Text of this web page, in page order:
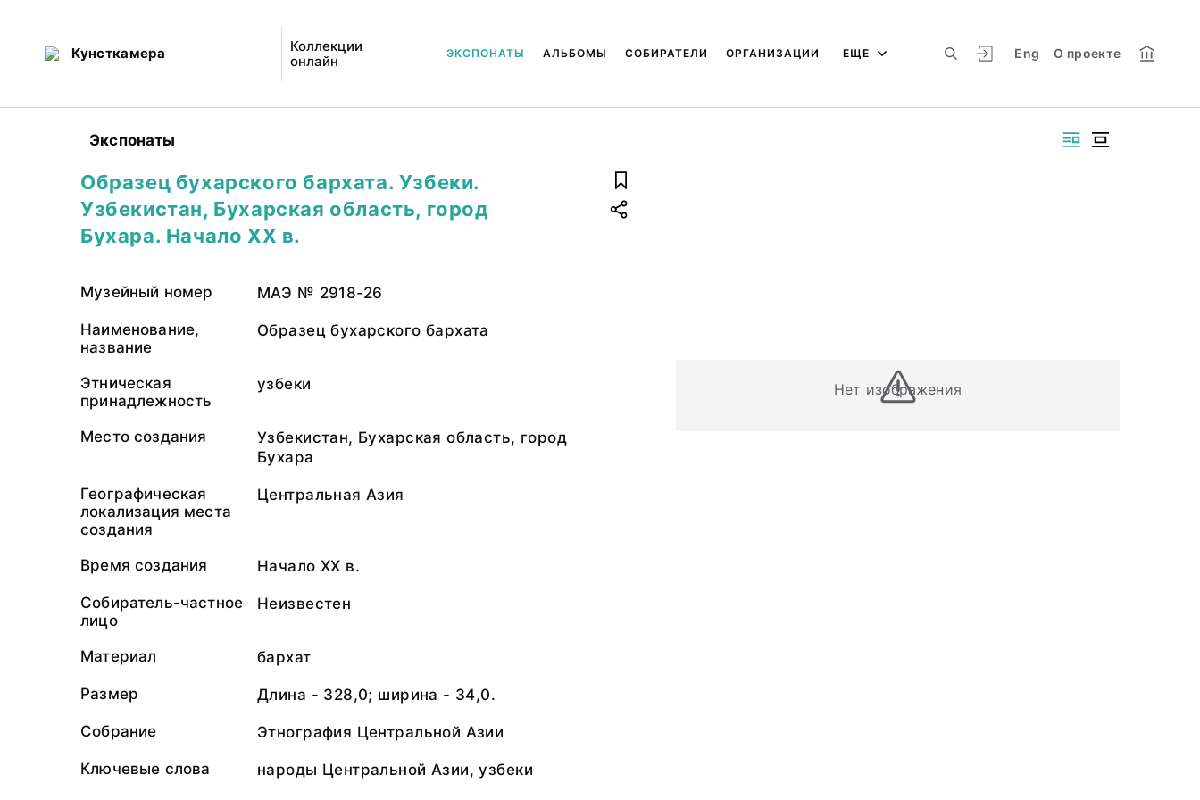
Кунсткамера
Коллекции
онлайн
Eng О проекте
ЭКСПОНАТЫ АЛЬБОМЫ СОБИРАТЕЛИ ОРГАНИЗАЦИИ ЕЩЕ
Экспонаты
Нет изображения
Образец бухарского бархата. Узбеки.
Узбекистан, Бухарская область, город
Бухара. Начало XX в.
Музейный номер МАЭ № 2918-26
Наименование,
название
Образец бухарского бархата
Этническая
принадлежность
узбеки
Место создания
Узбекистан, Бухарская область, город
Бухара
Географическая
локализация места
создания
Центральная Азия
Время создания Начало XX в.
Собиратель-частное
лицо
Неизвестен
Материал бархат
Размер Длина - 328,0; ширина - 34,0.
Собрание Этнография Центральной Азии
Ключевые слова народы Центральной Азии, узбеки